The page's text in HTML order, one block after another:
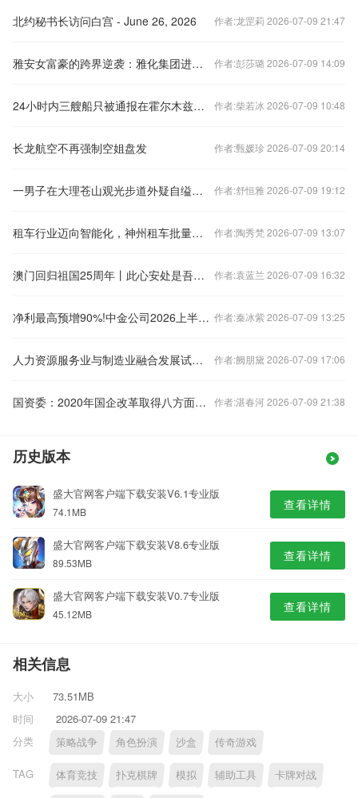
北约秘书长访问白宫 - June 26, 2026 作者:龙罡莉 2026-07-09 21:47
雅安女富豪的跨界逆袭：雅化集团进军锂业12年营收超340亿，上半年扣非净利润预增超1392% 作者:彭莎璐 2026-07-09 14:09
24小时内三艘船只被通报在霍尔木兹海峡遇袭 作者:柴若冰 2026-07-09 10:48
长龙航空不再强制空姐盘发 作者:甄媛珍 2026-07-09 20:14
一男子在大理苍山观光步道外疑自缢身亡，官方：正调查处置 作者:舒恒雅 2026-07-09 19:12
租车行业迈向智能化，神州租车批量引入小鹏新能源车型 作者:陶秀梵 2026-07-09 13:07
澳门回归祖国25周年丨此心安处是吾乡——访旅居澳门的国际人士 作者:袁蓝兰 2026-07-09 16:32
净利最高预增90%!中金公司2026上半年净利润或超80亿 作者:秦冰紫 2026-07-09 13:25
人力资源服务业与制造业融合发展试点工作开展 作者:阙朋黛 2026-07-09 17:06
国资委：2020年国企改革取得八方面重大进展 作者:湛春河 2026-07-09 21:38
历史版本
盛大官网客户端下载安装V6.1专业版
74.1MB 查看详情
盛大官网客户端下载安装V8.6专业版
89.53MB 查看详情
盛大官网客户端下载安装V0.7专业版
45.12MB 查看详情
相关信息
大小
73.51MB
时间
2026-07-09 21:47
分类
策略战争 角色扮演 沙盒 传奇游戏
TAG 体育竞技 扑克棋牌 模拟 辅助工具 卡牌对战